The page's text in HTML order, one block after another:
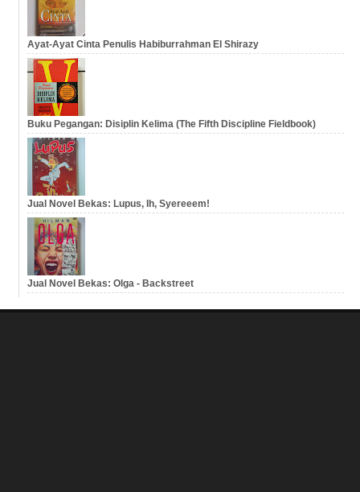
Ayat-Ayat Cinta Penulis Habiburrahman El Shirazy
Buku Pegangan: Disiplin Kelima (The Fifth Discipline Fieldbook)
Jual Novel Bekas: Lupus, Ih, Syereeem!
Jual Novel Bekas: Olga - Backstreet